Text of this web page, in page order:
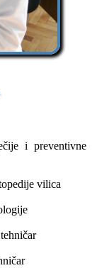
i preventivne
vilica